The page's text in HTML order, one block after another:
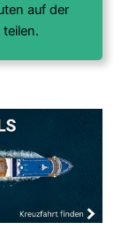
auf der